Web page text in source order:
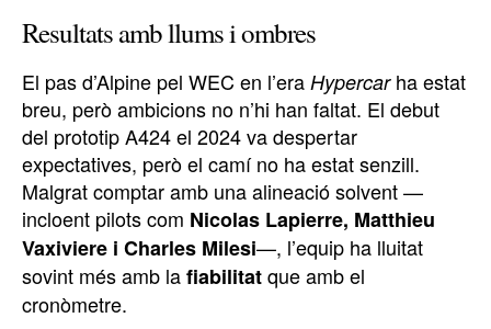
Resultats amb llums i ombres
El pas d’Alpine pel WEC en l’era Hypercarha estat
breu, però ambicions no n’hi han faltat. El debut
del prototip A424 el 2024 va despertar
expectatives, però el camí no ha estat senzill.
Malgrat comptar amb una alineació solvent —
incloent pilots com Nicolas Lapierre, Matthieu
Vaxiviere i Charles Milesi—, l’equip ha lluitat
sovint més amb lafiabilitatque amb el
cronòmetre.